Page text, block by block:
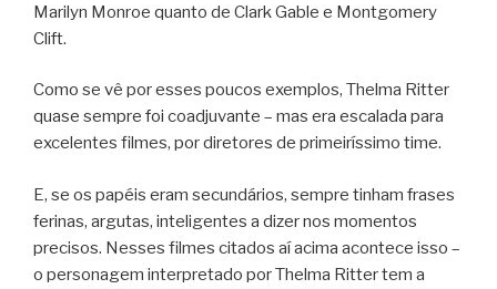
Marilyn Monroe quanto de Clark Gable e Montgomery
Clift.
Como se vê por esses poucos exemplos, Thelma Ritter
quase sempre foi coadjuvante – mas era escalada para
excelentes filmes, por diretores de primeiríssimo time.
E, se os papéis eram secundários, sempre tinham frases
ferinas, argutas, inteligentes a dizer nos momentos
precisos. Nesses filmes citados aí acima acontece isso –
o personagem interpretado por Thelma Ritter tem a